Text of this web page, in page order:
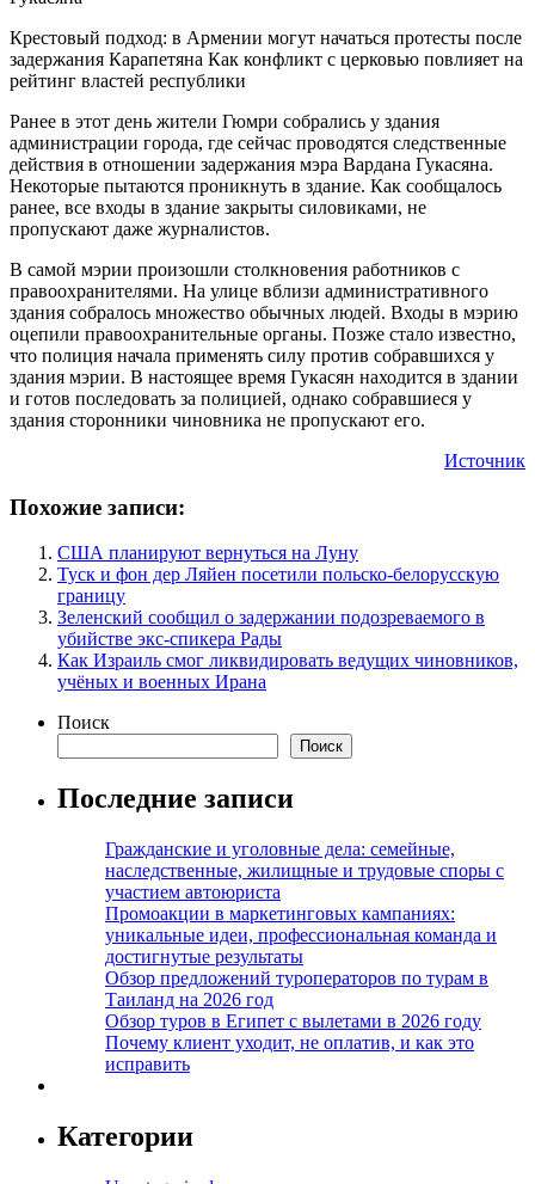
Крестовый подход: в Армении могут начаться протесты после
задержания Карапетяна Как конфликт с церковью повлияет на
рейтинг властей республики
Ранее в этот день жители Гюмри собрались у здания
администрации города, где сейчас проводятся следственные
действия в отношении задержания мэра Вардана Гукасяна.
Некоторые пытаются проникнуть в здание. Как сообщалось
ранее, все входы в здание закрыты силовиками, не
пропускают даже журналистов.
В самой мэрии произошли столкновения работников с
правоохранителями. На улице вблизи административного
здания собралось множество обычных людей. Входы в мэрию
оцепили правоохранительные органы. Позже стало известно,
что полиция начала применять силу против собравшихся у
здания мэрии. В настоящее время Гукасян находится в здании
и готов последовать за полицией, однако собравшиеся у
здания сторонники чиновника не пропускают его.
Источник
Похожие записи:
США планируют вернуться на Луну
Туск и фон дер Ляйен посетили польско-белорусскую
границу
Зеленский сообщил о задержании подозреваемого в
убийстве экс-спикера Рады
Как Израиль смог ликвидировать ведущих чиновников,
учёных и военных Ирана
Поиск
Поиск
Последние записи
Гражданские и уголовные дела: семейные,
наследственные, жилищные и трудовые споры с
участием автоюриста
Промоакции в маркетинговых кампаниях:
уникальные идеи, профессиональная команда и
достигнутые результаты
Обзор предложений туроператоров по турам в
Таиланд на 2026 год
Обзор туров в Египет с вылетами в 2026 году
Почему клиент уходит, не оплатив, и как это
исправить
Категории